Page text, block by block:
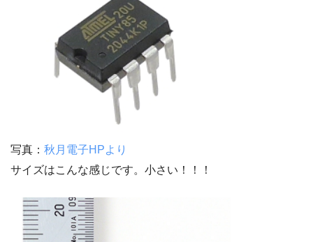
写真： 秋月電子HPより
サイズはこんな感じです。小さい！！！